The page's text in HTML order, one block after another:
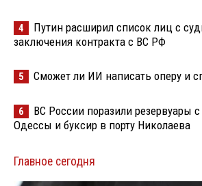
4
Путин расширил список лиц с
заключения контракта с ВС РФ
5 Сможет ли ИИ написать оперу и
6
ВС России поразили резервуары
Одессы и буксир в порту Николаева
Главное сегодня